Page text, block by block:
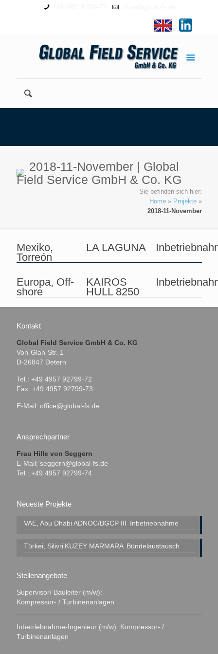
2018-11-November | Global
Field Service GmbH & Co. KG
Sie befinden sich hier:
Home» Projekte»
2018-11-November
Mexiko,
Torreón
LA LAGUNA
Europa, Off-
shore
KAIROS
HULL 8250
Kontakt
Global Field Service GmbH & Co. KG
Von-Glan-Str. 1
D-26847 Detern
Tel.: +49 4957 92799-72
Fax: +49 4957 92799-73
E-Mail: office@global-fs.de
Ansprechpartner
Frau Hille von Seggern
E-Mail: seggern@global-fs.de
Tel.: +49 4957 92799-74
Neueste Projekte
VAE, Abu Dhabi ADNOC/BGCP III Inbetriebnahme
Türkei, Silivri KUZEY MARMARA Bündelaustausch
Stellenangebote
Supervisor/ Bauleiter (m/w):
Kompressor- / Turbinenanlagen
Inbetriebnahme-Ingenieur (m/w): Kompressor- /
Turbinenanlagen